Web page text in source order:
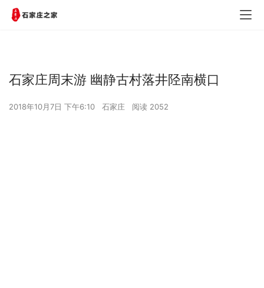
石家庄周末游 幽静古村落井陉南横口
2018年10月7日 下午6:10 石家庄 阅读 2052